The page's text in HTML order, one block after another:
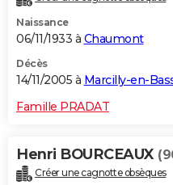
Naissance
06/11/1933 à Chaumont
Décès
14/11/2005 à Marcilly-en-
Famille PRADAT
Henri BOURCEAUX
Créer une cagnotte obsèques